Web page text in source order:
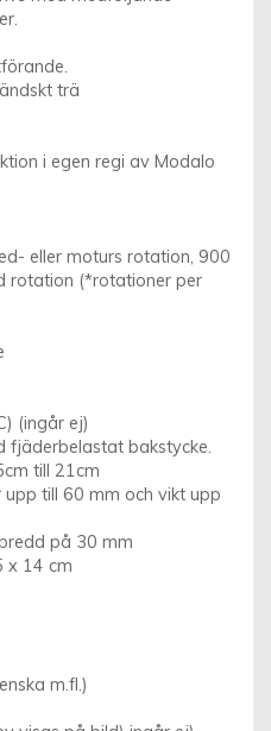
trä
i egen regi av Modalo
eller moturs rotation, 900
rotation (*rotationer per
(ingår ej)
fjäderbelastat bakstycke.
till 21cm
upp till 60 mm och vikt upp
på 30 mm
x 14 cm
m.fl.)